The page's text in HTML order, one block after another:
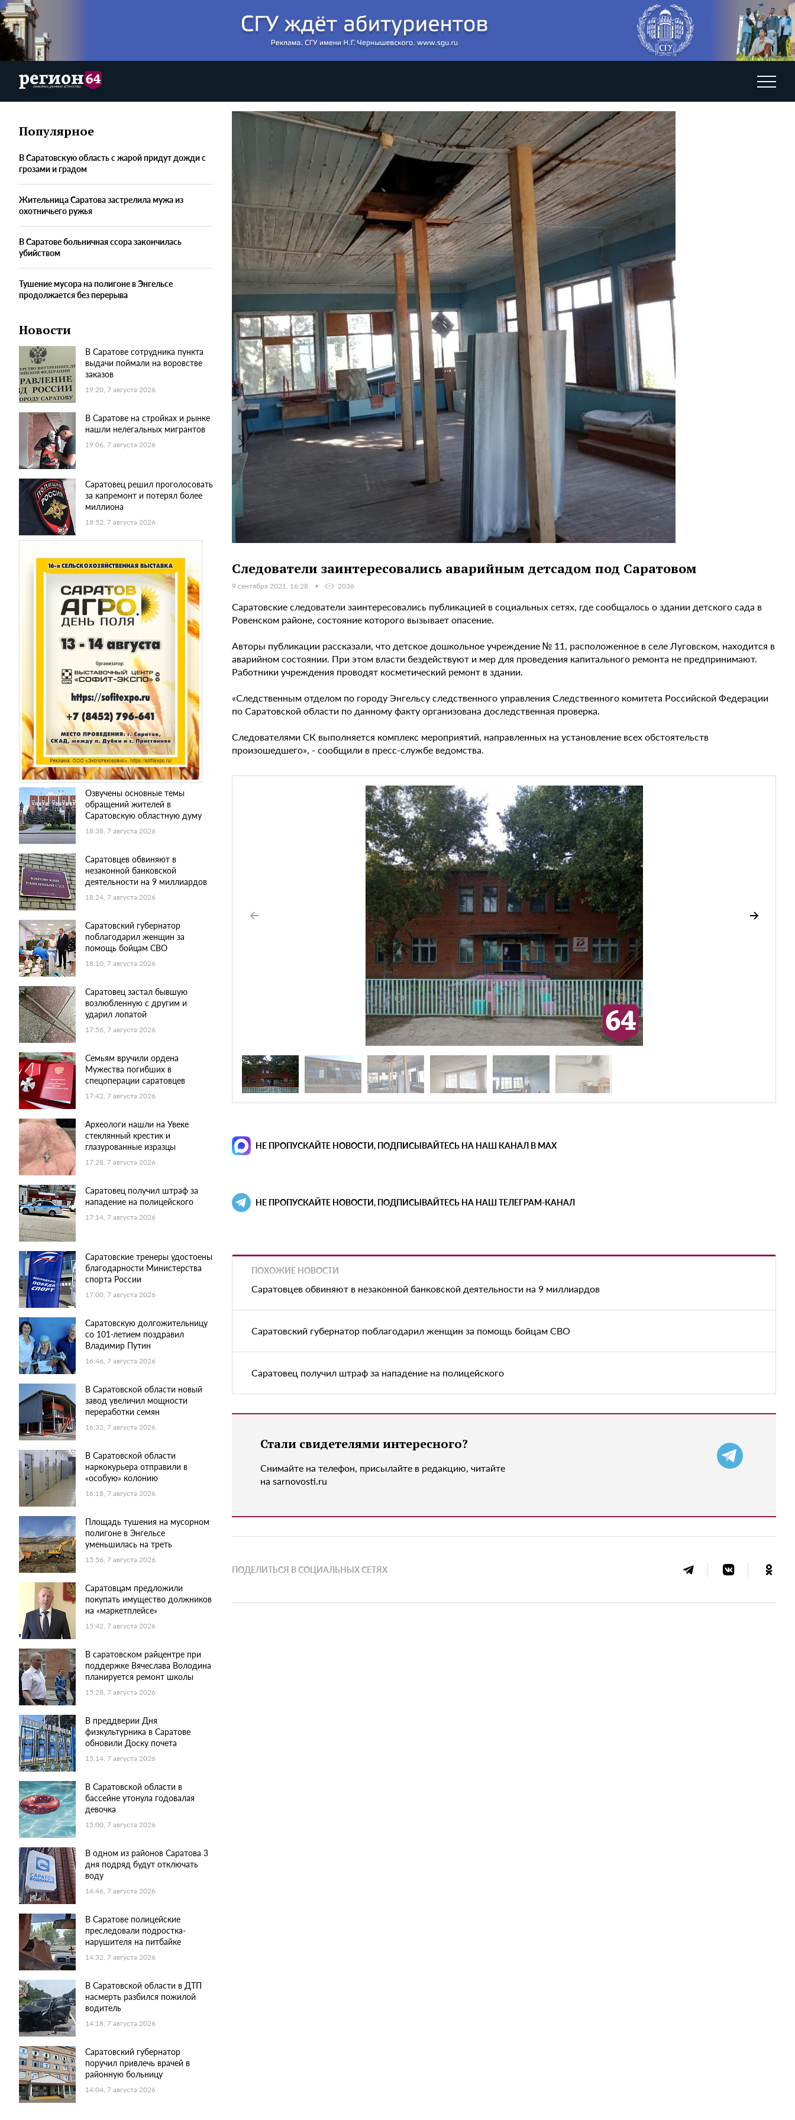
Популярное
В Саратовскую область с жарой придут дожди с
грозами и градом
Жительница Саратова застрелила мужа из
охотничьего ружья
В Саратове больничная ссора закончилась
убийством
Тушение мусора на полигоне в Энгельсе
продолжается без перерыва
Новости
В Саратове сотрудника пункта
выдачи поймали на воровстве
заказов
19:20, 7 августа 2026
В Саратове на стройках и рынке
нашли нелегальных мигрантов
19:06, 7 августа 2026
Саратовец решил проголосовать
за капремонт и потерял более
миллиона
18:52, 7 августа 2026
Озвучены основные темы
обращений жителей в
Саратовскую областную думу
18:38, 7 августа 2026
Саратовцев обвиняют в
незаконной банковской
деятельности на 9 миллиардов
18:24, 7 августа 2026
Саратовский губернатор
поблагодарил женщин за
помощь бойцам СВО
18:10, 7 августа 2026
Саратовец застал бывшую
возлюбленную с другим и
ударил лопатой
17:56, 7 августа 2026
Семьям вручили ордена
Мужества погибших в
спецоперации саратовцев
17:42, 7 августа 2026
Археологи нашли на Увеке
стеклянный крестик и
глазурованные изразцы
17:28, 7 августа 2026
Саратовец получил штраф за
нападение на полицейского
17:14, 7 августа 2026
Саратовские тренеры удостоены
благодарности Министерства
спорта России
17:00, 7 августа 2026
Саратовскую долгожительницу
со 101-летием поздравил
Владимир Путин
16:46, 7 августа 2026
В Саратовской области новый
завод увеличил мощности
переработки семян
16:32, 7 августа 2026
В Саратовской области
наркокурьера отправили в
«особую» колонию
16:18, 7 августа 2026
Площадь тушения на мусорном
полигоне в Энгельсе
уменьшилась на треть
15:56, 7 августа 2026
Саратовцам предложили
покупать имущество должников
на «маркетплейсе»
15:42, 7 августа 2026
В саратовском райцентре при
поддержке Вячеслава Володина
планируется ремонт школы
15:28, 7 августа 2026
В преддверии Дня
физкультурника в Саратове
обновили Доску почета
15:14, 7 августа 2026
В Саратовской области в
бассейне утонула годовалая
девочка
15:00, 7 августа 2026
В одном из районов Саратова 3
дня подряд будут отключать
воду
14:46, 7 августа 2026
В Саратове полицейские
преследовали подростка-
нарушителя на питбайке
14:32, 7 августа 2026
В Саратовской области в ДТП
насмерть разбился пожилой
водитель
14:18, 7 августа 2026
Саратовский губернатор
поручил привлечь врачей в
районную больницу
14:04, 7 августа 2026
Следователи заинтересовались аварийным детсадом под Саратовом
9 сентября 2021, 16:28 2036
Саратовские следователи заинтересовались публикацией в социальных сетях, где сообщалось о здании детского сада в
Ровенском районе, состояние которого вызывает опасение.
Авторы публикации рассказали, что детское дошкольное учреждение № 11, расположенное в селе Луговском, находится в
аварийном состоянии. При этом власти бездействуют и мер для проведения капитального ремонта не предпринимают.
Работники учреждения проводят косметический ремонт в здании.
«Следственным отделом по городу Энгельсу следственного управления Следственного комитета Российской Федерации
по Саратовской области по данному факту организована доследственная проверка.
Следователями СК выполняется комплекс мероприятий, направленных на установление всех обстоятельств
произошедшего», - сообщили в пресс-службе ведомства.
НЕ ПРОПУСКАЙТЕ НОВОСТИ, ПОДПИСЫВАЙТЕСЬ НА НАШ КАНАЛ В MAX
НЕ ПРОПУСКАЙТЕ НОВОСТИ, ПОДПИСЫВАЙТЕСЬ НА НАШ ТЕЛЕГРАМ-КАНАЛ
ПОХОЖИЕ НОВОСТИ
Саратовцев обвиняют в незаконной банковской деятельности на 9 миллиардов
Саратовский губернатор поблагодарил женщин за помощь бойцам СВО
Саратовец получил штраф за нападение на полицейского
Стали свидетелями интересного?
Снимайте на телефон, присылайте в редакцию, читайте
на sarnovosti.ru
ПОДЕЛИТЬСЯ В СОЦИАЛЬНЫХ СЕТЯХ